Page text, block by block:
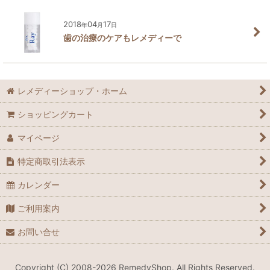
2018年04月17日
歯の治療のケアもレメディーで
レメディーショップ・ホーム
ショッピングカート
マイページ
特定商取引法表示
カレンダー
ご利用案内
お問い合せ
Copyright (C) 2008-2026 RemedyShop. All Rights Reserved.